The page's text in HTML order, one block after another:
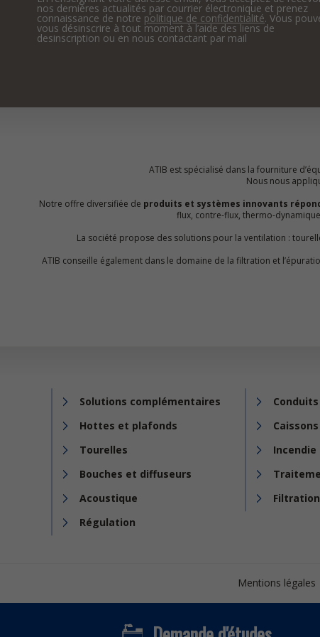
nos dernières actualités par courrier électronique et prenez
connaissance de notre politique de confidentialité. Vous
vous désinscrire à tout moment à l’aide des liens de
desinscription ou en nous contactant par mail
ATIB est spécialisé dans la fourniture
Nous nous
Notre offre diversifiée de produits et systèmes innovants
flux, contre-flux, thermo-
La société propose des solutions pour la ventilation :
ATIB conseille également dans le domaine de la filtration et
Solutions complémentaires
Hottes et plafonds
Tourelles
Incendie
Bouches et diffuseurs
Acoustique
Régulation
Mentions légales